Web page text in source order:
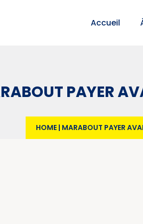
Accueil
PAYER
HOME| MARABOUT PAYER